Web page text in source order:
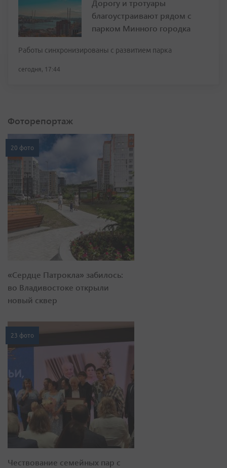
Дорогу и тротуары
благоустраивают рядом с
парком Минного городка
Работы синхронизированы с развитием парка
сегодня, 17:44
Фоторепортаж
20 фото
«Сердце Патрокла» забилось:
во Владивостоке открыли
новый сквер
23 фото
Чествование семейных пар с